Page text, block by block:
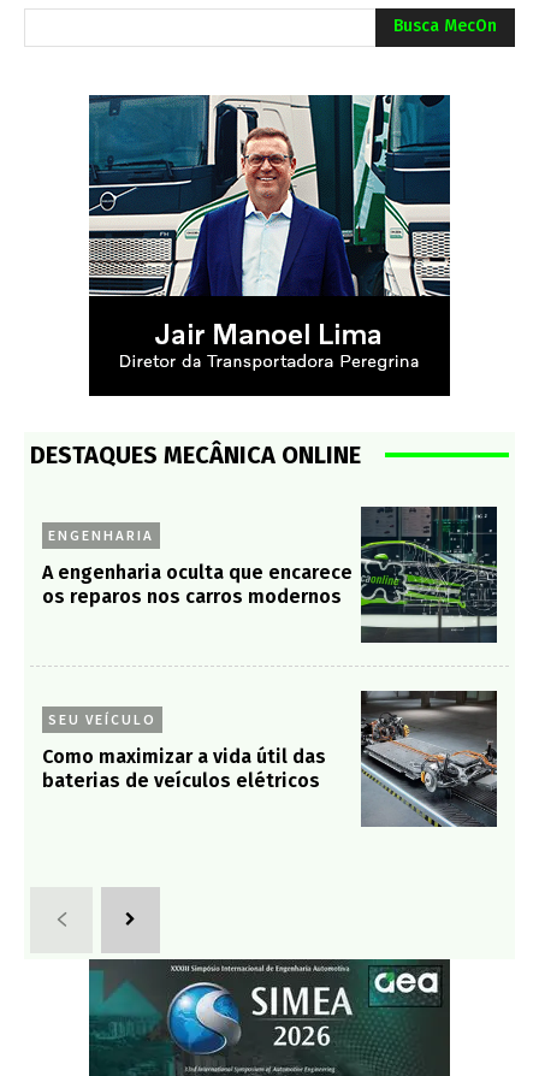
Busca MecOn
DESTAQUES MECÂNICA ONLINE
ENGENHARIA
A engenharia oculta que encarece
os reparos nos carros modernos
SEU VEÍCULO
Como maximizar a vida útil das
baterias de veículos elétricos